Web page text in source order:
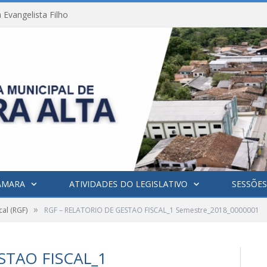
Filho
ATIVIDADES DO LEGISLATIVO SESSÕES
(RGF) » RGF – RELATORIO DE GESTAO FISCAL_1 Semestre_2018_0000001
FISCAL_1